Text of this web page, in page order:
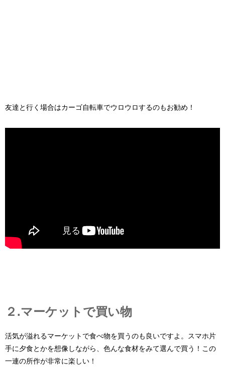
友達と行く場合はカーゴ自転車でウロウロするのもお勧め！
２.マーケットで買い物
活気が溢れるマーケットで食べ物を買うのも良いですよ。スマホ片
手に夕食とかを想像しながら、色んな食材をみて選んで買う！この
一連の所作が非常に楽しい！